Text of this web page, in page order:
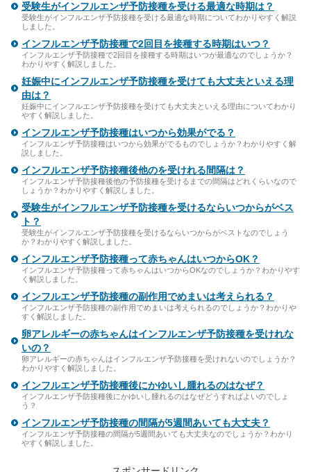
受験生がインフルエンザ予防接種を受ける最適な時期は？
受験生がインフルエンザ予防接種を受ける最適な時期についてわかりやすく解説
しました。
インフルエンザ予防接種で2回目を接種する時期はいつ？
インフルエンザ予防接種で2回目を接種する時期はいつが最適なのでしょうか？
わかりやすく解説しました。
妊娠中にインフルエンザ予防接種を受けても大丈夫といえる理
由は？
妊娠中にインフルエンザ予防接種を受けても大丈夫といえる理由についてわかり
やすく解説しました。
インフルエンザ予防接種はいつから効果がでる？
インフルエンザ予防接種はいつから効果がでるものでしょうか？わかりやすく解
説しました。
インフルエンザ予防接種後他のを受けれる間隔は？
インフルエンザ予防接種後他の予防接種を受けるまでの間隔はどれくらいなので
しょうか？わかりやすく解説しました。
受験生がインフルエンザ予防接種を受けるならいつからがベス
ト？
受験生がインフルエンザ予防接種を受けるならいつからがベストなのでしょう
か？わかりやすく解説しました。
インフルエンザ予防接種って赤ちゃんはいつからOK？
インフルエンザ予防接種って赤ちゃんはいつからOKなのでしょうか？わかりやす
く解説しました。
インフルエンザ予防接種の副作用でめまいは考えられる？
インフルエンザ予防接種の副作用でめまいは考えられるのでしょうか？わかりや
すく解説しました。
卵アレルギーの赤ちゃんはインフルエンザ予防接種を受けれな
いの？
卵アレルギーの赤ちゃんはインフルエンザ予防接種を受けれないのでしょうか？
わかりやすく解説しました。
インフルエンザ予防接種後にかゆいし腫れるのはなぜ？
インフルエンザ予防接種後にかゆいし腫れるのはなぜどうすればよいのでしょ
う？
インフルエンザ予防接種の間隔が5週間あいても大丈夫？
インフルエンザ予防接種の間隔が5週間あいても大丈夫なのでしょうか？わかり
やすく解説しました。